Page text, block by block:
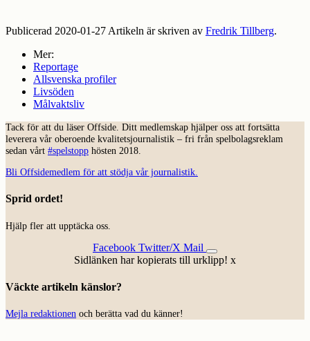
Publicerad 2020-01-27 Artikeln är skriven av Fredrik Tillberg.
Mer:
Reportage
Allsvenska profiler
Livsöden
Målvaktsliv
Tack för att du läser Offside. Ditt medlemskap hjälper oss att fortsätta
leverera vår oberoende kvalitetsjournalistik – fri från spelbolagsreklam
sedan vårt #spelstopp hösten 2018.
Bli Offsidemedlem för att stödja vår journalistik.
Sprid ordet!
Hjälp fler att upptäcka oss.
Facebook Twitter/X Mail
Sidlänken har kopierats till urklipp! x
Väckte artikeln känslor?
Mejla redaktionen och berätta vad du känner!